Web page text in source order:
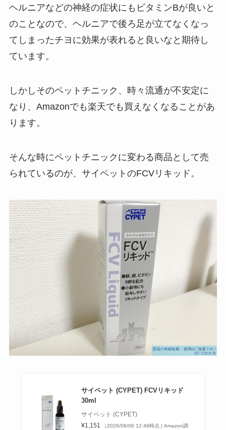
ヘルニアなどの神経の症状にもビタミンBが良いと
のことなので、ヘルニアで後ろ足が立てなくなっ
てしまったチヨに効果が表れると良いなと期待し
ています。
しかしそのペットチニック、時々流通が不安定に
なり、Amazonでも楽天でも買えなくなることがあ
ります。
そんな時にペットチニックに変わる商品として売
られているのが、サイペットのFCVリキッド。
サイペット (CYPET) FCVリキッド
30ml
サイペット (CYPET)
¥1,151
（2026/08/06 12:46時点 | Amazon調